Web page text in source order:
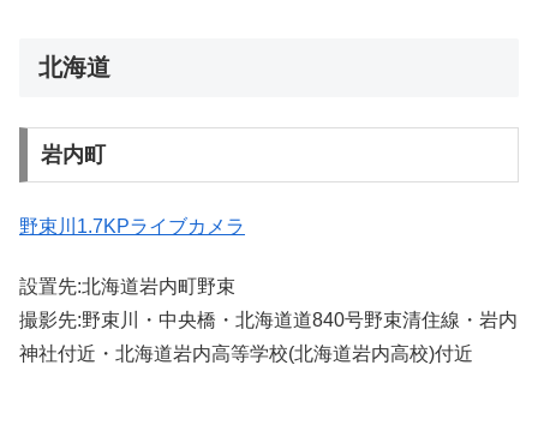
北海道
岩内町
野束川1.7KPライブカメラ
設置先:北海道岩内町野束
撮影先:野束川・中央橋・北海道道840号野束清住線・岩内
神社付近・北海道岩内高等学校(北海道岩内高校)付近